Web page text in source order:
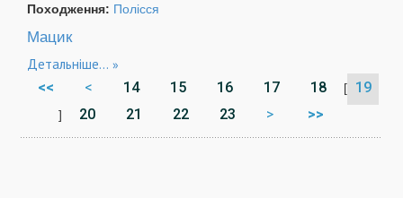
Походження: Полісся
Мацик
Детальніше...
<<
< 14 15 16 17 18 [ 19
] 20 21 22 23 > >>